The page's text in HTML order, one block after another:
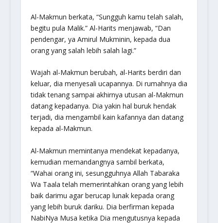
Al-Makmun berkata, “Sungguh kamu telah salah,
begitu pula Malik.” Al-Harits menjawab, “Dan
pendengar, ya Amirul Mukminin, kepada dua
orang yang salah lebih salah lagi.”
Wajah al-Makmun berubah, al-Harits berdiri dan
keluar, dia menyesali ucapannya. Di rumahnya dia
tidak tenang sampai akhirnya utusan al-Makmun
datang kepadanya. Dia yakin hal buruk hendak
terjadi, dia mengambil kain kafannya dan datang
kepada al-Makmun.
Al-Makmun memintanya mendekat kepadanya,
kemudian memandangnya sambil berkata,
“Wahai orang ini, sesungguhnya Allah Tabaraka
Wa Taala telah memerintahkan orang yang lebih
baik darimu agar berucap lunak kepada orang
yang lebih buruk dariku. Dia berfirman kepada
NabiNya Musa ketika Dia mengutusnya kepada